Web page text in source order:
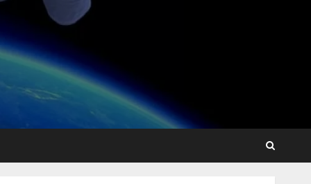
藤原竜也がAIで組織の改善
点を見抜く！ SKYSEA Client
View 新テレビCM公開！
新オプション！ AIが組織の
グ動画公開 「もしAIが自分